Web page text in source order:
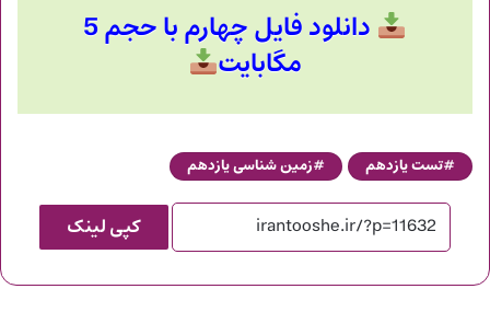
دانلود فایل چهارم با حجم 5
مگابایت
تست یازدهم زمین شناسی یازدهم
کپی لینک